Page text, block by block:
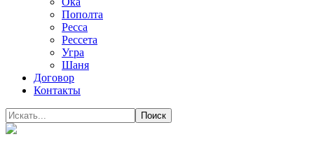
Пополта
Ресса
Рессета
Угра
Шаня
Договор
Контакты